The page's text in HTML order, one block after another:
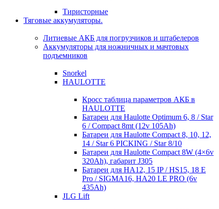
Тиристорные
Тяговые аккумуляторы.
Литиевые АКБ для погрузчиков и штабелеров
Аккумуляторы для ножничных и мачтовых
подъемников
Snorkel
HAULOTTE
Кросc таблица параметров АКБ в
HAULOTTE
Батареи для Haulotte Optimum 6, 8 / Star
6 / Compact 8mt (12v 105Ah)
Батареи для Haulotte Compact 8, 10, 12,
14 / Star 6 PICKING / Star 8/10
Батареи для Haulotte Compact 8W (4×6v
320Ah), габарит J305
Батареи для HA12, 15 IP / HS15, 18 E
Pro / SIGMA16, HA20 LE PRO (6v
435Ah)
JLG Lift